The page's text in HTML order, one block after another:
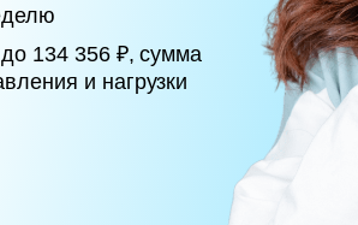
134 356 ₽, сумма
и нагрузки